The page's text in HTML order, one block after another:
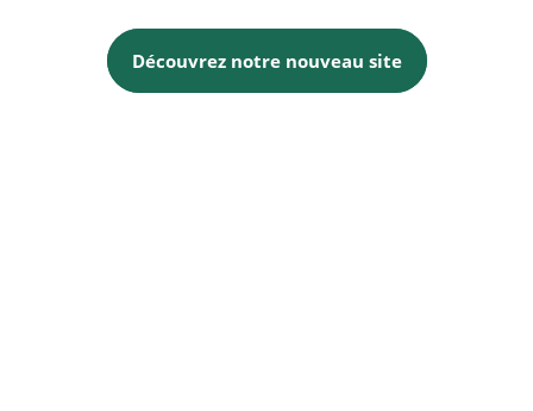
Découvrez notre nouveau site